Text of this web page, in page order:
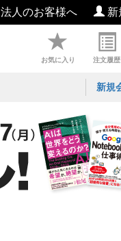
法人のお客様へ 新
お気に入り 注文履歴
新規